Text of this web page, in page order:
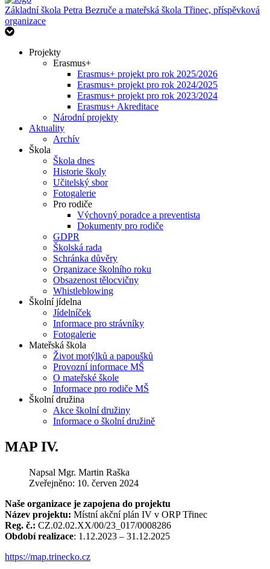
Základní škola Petra Bezruče a mateřská škola Třinec, příspěvková
organizace
Projekty
Erasmus+
Erasmus+ projekt pro rok 2025/2026
Erasmus+ projekt pro rok 2024/2025
Erasmus+ projekt pro rok 2023/2024
Erasmus+ Akreditace
Národní projekty
Aktuality
Archív
Škola
Škola dnes
Historie školy
Učitelský sbor
Fotogalerie
Pro rodiče
Výchovný poradce a preventista
Dokumenty pro rodiče
GDPR
Školská rada
Schránka důvěry
Organizace školního roku
Obsazenost tělocvičny
Whistleblowing
Školní jídelna
Jídelníček
Informace pro strávníky
Fotogalerie
Mateřská škola
Život motýlků a papoušků
Provozní informace MŠ
O mateřské škole
Informace pro rodiče MŠ
Školní družina
Akce školní družiny
Informace o školní družině
MAP IV.
Napsal Mgr. Martin Raška
Zveřejněno: 10. červen 2024
Naše organizace je zapojena do projektu
Název projektu: Místní akční plán IV v ORP Třinec
Reg. č.: CZ.02.02.XX/00/23_017/0008286
Období realizace: 1.12.2023 – 31.12.2025
https://map.trinecko.cz